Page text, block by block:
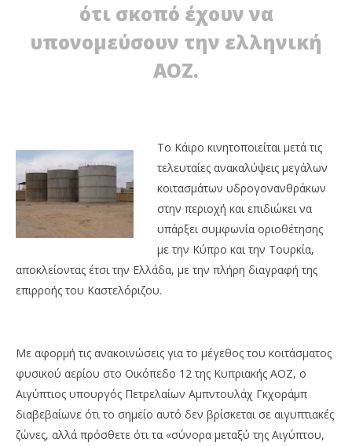
Κινήσεις υπονόμευσης από την Αίγυπτο
09/01/2012
EnergyIn
ότι σκοπό έχουν να
υπονομεύσουν την ελληνική
ΑΟΖ.
Το Κάιρο κινητοποιείται μετά τις
τελευταίες ανακαλύψεις μεγάλων
κοιτασμάτων υδρογονανθράκων
στην περιοχή και επιδιώκει να
υπάρξει συμφωνία οριοθέτησης
με την Κύπρο και την Τουρκία,
αποκλείοντας έτσι την Ελλάδα, με την πλήρη διαγραφή της
επιρροής του Καστελόριζου.
Με αφορμή τις ανακοινώσεις για το μέγεθος του κοιτάσματος
φυσικού αερίου στο Οικόπεδο 12 της Κυπριακής ΑΟΖ, ο
Αιγύπτιος υπουργός Πετρελαίων Αμπντουλάχ Γκχοράμπ
διαβεβαίωνε ότι το σημείο αυτό δεν βρίσκεται σε αιγυπτιακές
ζώνες, αλλά πρόσθετε ότι τα «σύνορα μεταξύ της Αιγύπτου,